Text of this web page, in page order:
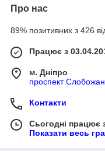
Про нас
89% позитивних з 426
Працює з
м. Дніпро
проспект
Контакти
Сьогодні працює
Показати весь